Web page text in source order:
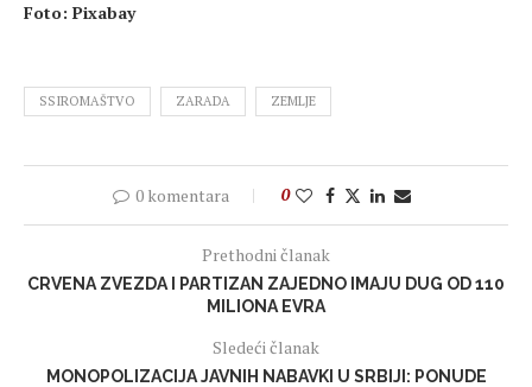
Foto: Pixabay
SSIROMAŠTVO ZARADA ZEMLJE
0 komentara 0
Prethodni članak
CRVENA ZVEZDA I PARTIZAN ZAJEDNO IMAJU DUG OD 110
MILIONA EVRA
Sledeći članak
MONOPOLIZACIJA JAVNIH NABAVKI U SRBIJI: PONUDE